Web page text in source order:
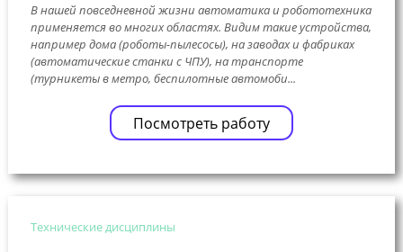
В нашей повседневной жизни автоматика и робототехника
применяется во многих областях. Видим такие устройства,
например дома (роботы-пылесосы), на заводах и фабриках
(автоматические станки с ЧПУ), на транспорте
(турникеты в метро, беспилотные автомоби...
Посмотреть работу
Технические дисциплины